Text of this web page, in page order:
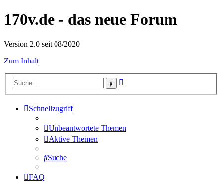
170v.de - das neue Forum
Version 2.0 seit 08/2020
Zum Inhalt
Suche
Schnellzugriff
Unbeantwortete Themen
Aktive Themen
Suche
FAQ